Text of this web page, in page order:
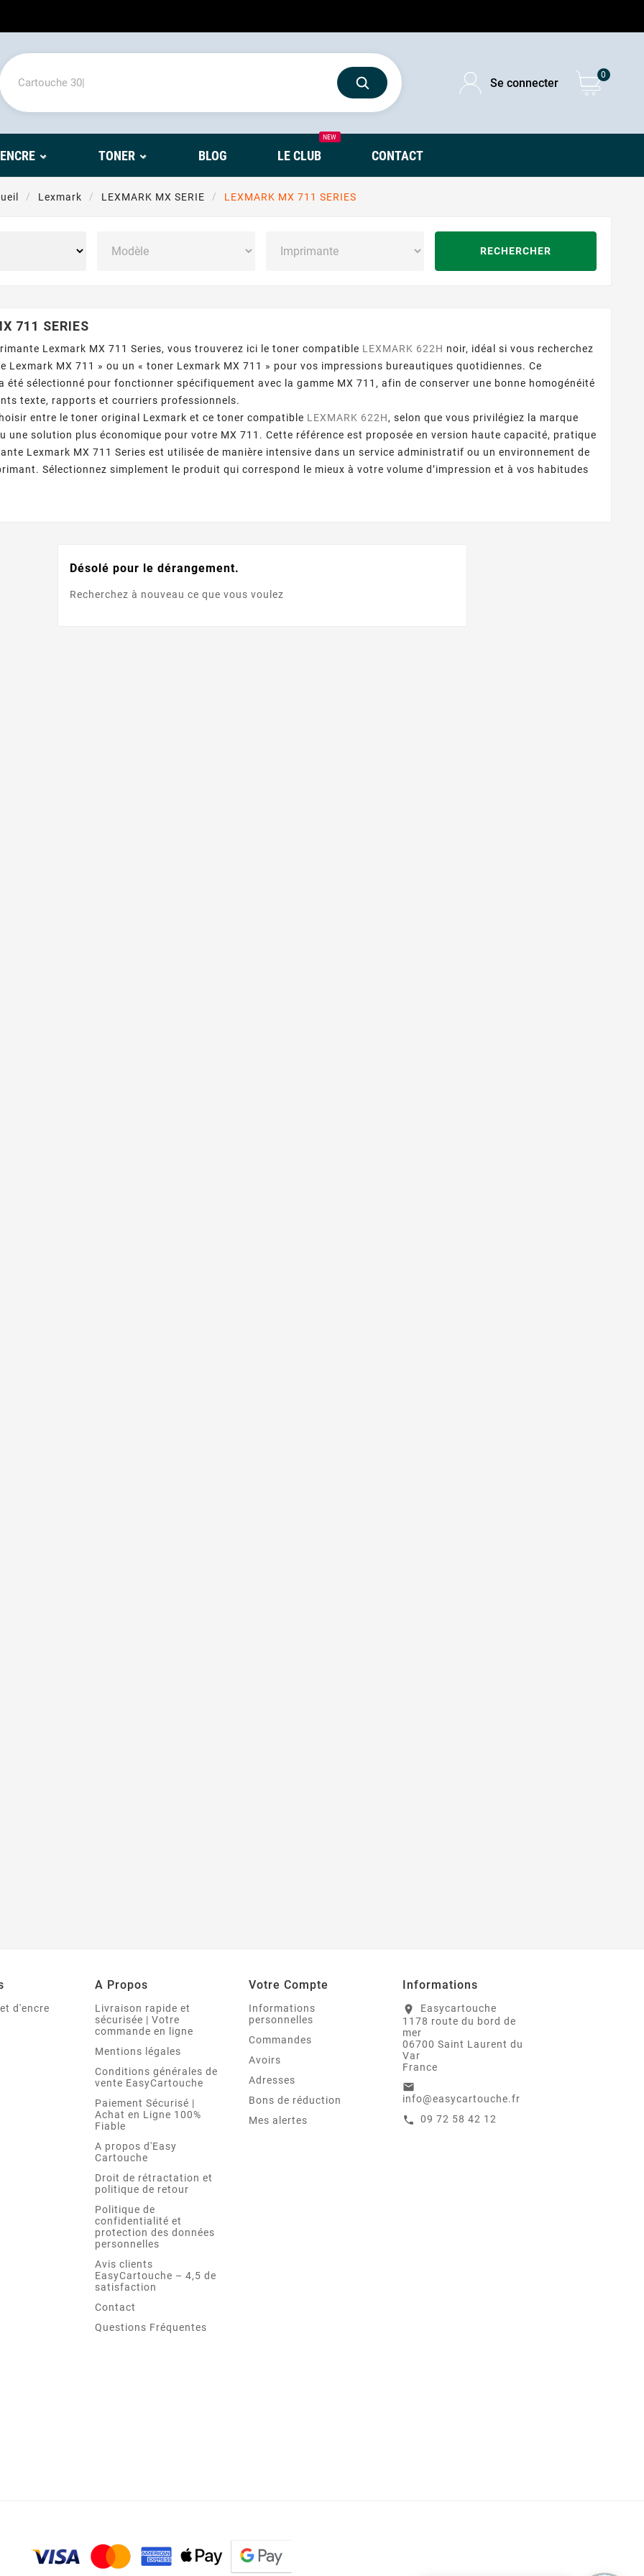
Se connecter
0
TONER BLOG LE CLUB
NEW
CONTACT
Lexmark LEXMARK MX SERIE LEXMARK MX 711 SERIES
RECHERCHER
711 SERIES
Lexmark MX 711 Series, vous trouverez ici le toner compatible LEXMARK 622H noir, idéal si vous recherchez
Lexmark MX 711 » ou un « toner Lexmark MX 711 » pour vos impressions bureautiques quotidiennes. Ce
été sélectionné pour fonctionner spécifiquement avec la gamme MX 711, afin de conserver une bonne homogénéité
texte, rapports et courriers professionnels.
entre le toner original Lexmark et ce toner compatible LEXMARK 622H, selon que vous privilégiez la marque
une solution plus économique pour votre MX 711. Cette référence est proposée en version haute capacité, pratique
Lexmark MX 711 Series est utilisée de manière intensive dans un service administratif ou un environnement de
Sélectionnez simplement le produit qui correspond le mieux à votre volume d’impression et à vos habitudes
Désolé pour le dérangement.
Recherchez à nouveau ce que vous voulez
d'encre
A Propos
Livraison rapide et
sécurisée | Votre
commande en ligne
Mentions légales
Conditions générales de
vente EasyCartouche
Paiement Sécurisé |
Achat en Ligne 100%
Fiable
A propos d'Easy
Cartouche
Droit de rétractation et
politique de retour
Politique de
confidentialité et
protection des données
personnelles
Avis clients
EasyCartouche – 4,5 de
satisfaction
Contact
Questions Fréquentes
Votre Compte
Informations
personnelles
Commandes
Avoirs
Adresses
Bons de réduction
Mes alertes
Informations
location_on
Easycartouche
1178 route du bord de
mer
06700 Saint Laurent du
Var
France
email
info@easycartouche.fr
call 09 72 58 42 12